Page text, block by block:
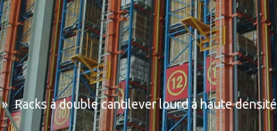
» Racks à double cantilever lourd à haute densité